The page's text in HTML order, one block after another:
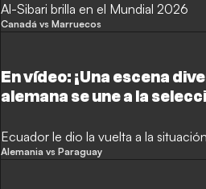
Al-Sibari brilla en el Mundial 2026
Canadá vs Marruecos
En vídeo: ¡Una escena
alemana se une a la
Ecuador le dio la vuelta a la
Alemania vs Paraguay